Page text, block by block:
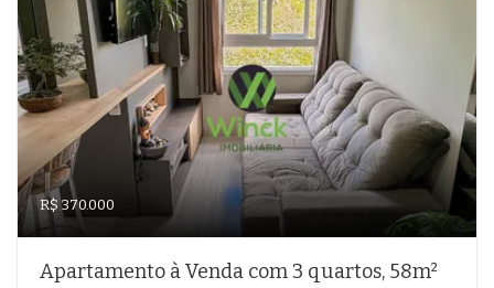
R$ 370.000
Apartamento à Venda com 3 quartos, 58m²